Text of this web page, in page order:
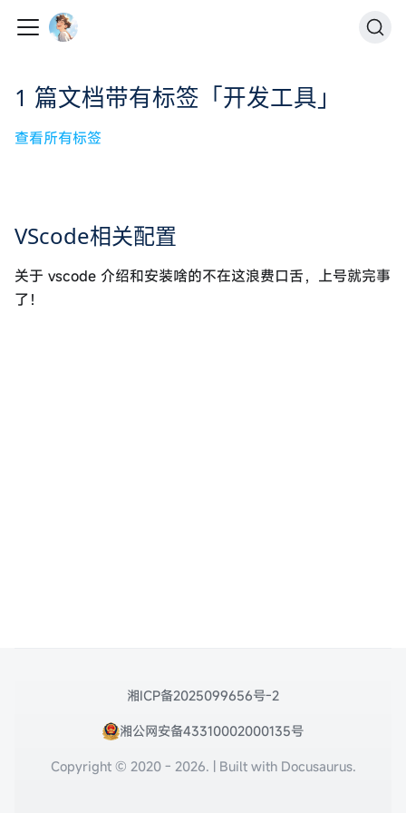
1 篇文档带有标签「开发工具」
查看所有标签
VScode相关配置
关于 vscode 介绍和安装啥的不在这浪费口舌，上号就完事
了！
湘ICP备2025099656号-2
湘公网安备43310002000135号
Copyright © 2020 - 2026. | Built with Docusaurus.